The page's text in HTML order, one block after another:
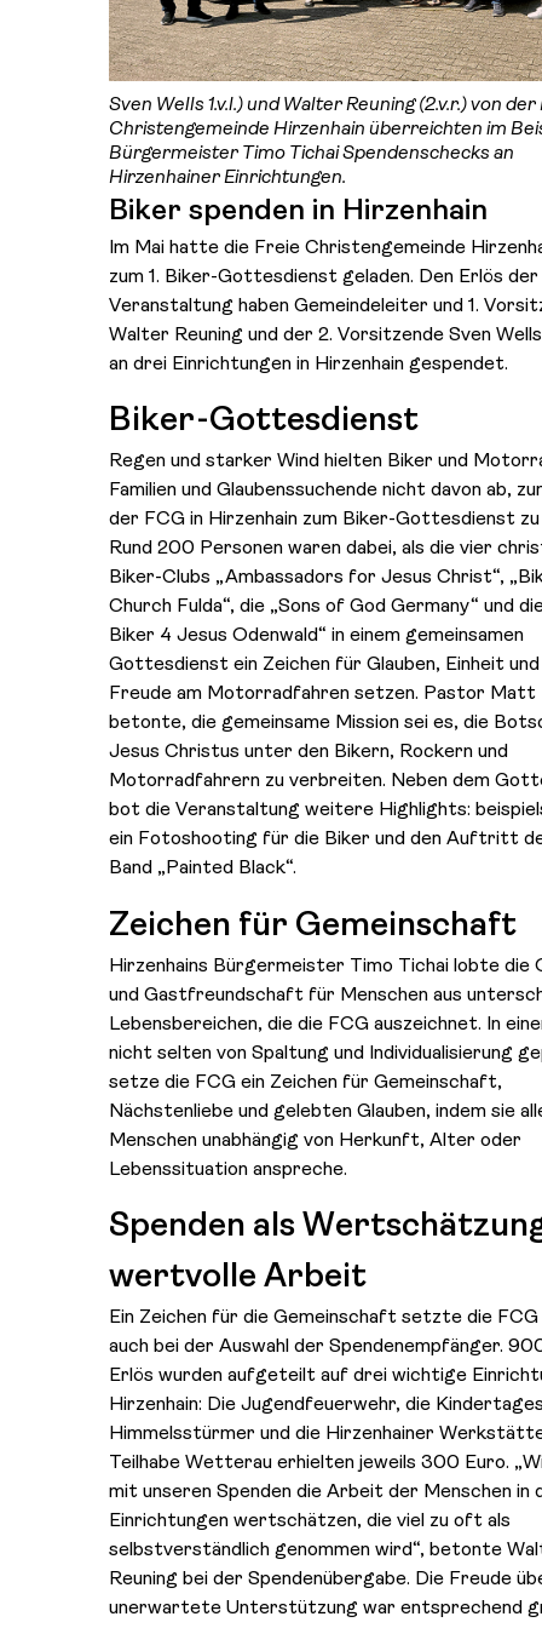
Sven Wells 1.v.l.) und Walter Reuning (2.v.r.) von
Christengemeinde Hirzenhain überreichten im
Bürgermeister Timo Tichai Spendenschecks an
Hirzenhainer Einrichtungen.
Biker spenden in Hirzenhain
Im Mai hatte die Freie Christengemeinde
zum 1. Biker-Gottesdienst geladen. Den Erlös der
Veranstaltung haben Gemeindeleiter und 1.
Walter Reuning und der 2. Vorsitzende Sven
an drei Einrichtungen in Hirzenhain gespendet.
Biker-Gottesdienst
Regen und starker Wind hielten Biker und
Familien und Glaubenssuchende nicht davon ab,
der FCG in Hirzenhain zum Biker-Gottesdienst zu
Rund 200 Personen waren dabei, als die vier
Biker-Clubs „Ambassadors for Jesus Christ“,
Church Fulda“, die „Sons of God Germany“ und
Biker 4 Jesus Odenwald“ in einem gemeinsamen
Gottesdienst ein Zeichen für Glauben, Einheit und
Freude am Motorradfahren setzen. Pastor
betonte, die gemeinsame Mission sei es, die
Jesus Christus unter den Bikern, Rockern und
Motorradfahrern zu verbreiten. Neben dem
bot die Veranstaltung weitere Highlights:
ein Fotoshooting für die Biker und den Auftritt
Band „Painted Black“.
Zeichen für Gemeinschaft
Hirzenhains Bürgermeister Timo Tichai lobte die
und Gastfreundschaft für Menschen aus
Lebensbereichen, die die FCG auszeichnet. In
nicht selten von Spaltung und Individualisierung
setze die FCG ein Zeichen für Gemeinschaft,
Nächstenliebe und gelebten Glauben, indem sie
Menschen unabhängig von Herkunft, Alter oder
Lebenssituation anspreche.
Spenden als
wertvolle Arbeit
Ein Zeichen für die Gemeinschaft setzte die FCG
auch bei der Auswahl der Spendenempfänger.
Erlös wurden aufgeteilt auf drei wichtige
Hirzenhain: Die Jugendfeuerwehr, die
Himmelsstürmer und die Hirzenhainer
Teilhabe Wetterau erhielten jeweils 300 Euro.
mit unseren Spenden die Arbeit der Menschen in
Einrichtungen wertschätzen, die viel zu oft als
selbstverständlich genommen wird“, betonte
Reuning bei der Spendenübergabe. Die Freude
unerwartete Unterstützung war entsprechend